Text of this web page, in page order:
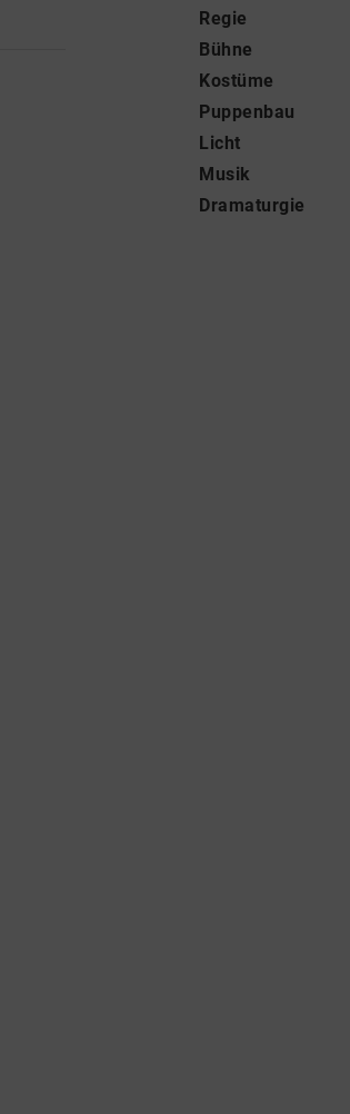
Regie
Bühne
Kostüme
Puppenbau
Licht
Musik
Dramaturgie